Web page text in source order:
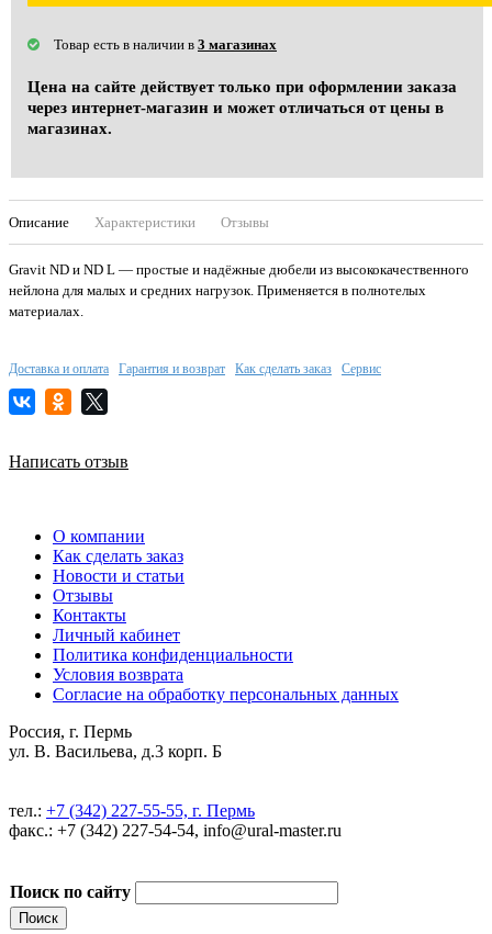
Товар есть в наличии в 3 магазинах
Цена на сайте действует только при оформлении заказа
через интернет-магазин и может отличаться от цены в
магазинах.
Описание Характеристики Отзывы
Gravit ND и ND L — простые и надёжные дюбели из высококачественного
нейлона для малых и средних нагрузок. Применяется в полнотелых
материалах.
Доставка и оплата Гарантия и возврат Как сделать заказ Сервис
Написать отзыв
О компании
Как сделать заказ
Новости и статьи
Отзывы
Контакты
Личный кабинет
Политика конфиденциальности
Условия возврата
Согласие на обработку персональных данных
Россия, г. Пермь
ул. В. Васильева, д.3 корп. Б
тел.: +7 (342) 227-55-55, г. Пермь
факс.: +7 (342) 227-54-54, info@ural-master.ru
Поиск по сайту